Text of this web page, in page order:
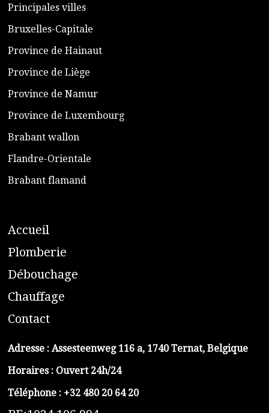
​Principales villes
​Bruxelles-Capitale
​Province de Hainaut
Province de Liège
​Province de Namur
​Province de Luxembourg
​Brabant wallon
​Flandre-Orientale
​Brabant flamand
Accueil
​Plomberie
Débouchage
Chauffage
Contact
Adresse : Assesteenweg 116 a, 1740 Ternat, Belgique
Horaires : Ouvert 24h/24
Téléphone : +32 480 20 64 20